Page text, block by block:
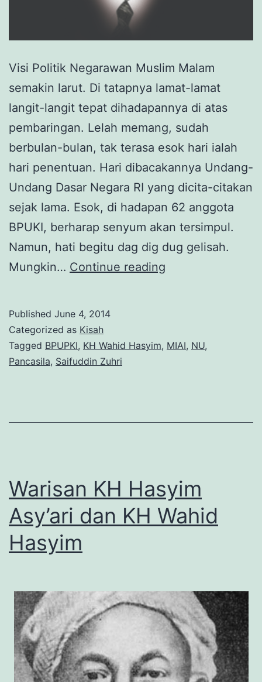
Visi Politik Negarawan Muslim Malam
semakin larut. Di tatapnya lamat-lamat
langit-langit tepat dihadapannya di atas
pembaringan. Lelah memang, sudah
berbulan-bulan, tak terasa esok hari ialah
hari penentuan. Hari dibacakannya Undang-
Undang Dasar Negara RI yang dicita-citakan
sejak lama. Esok, di hadapan 62 anggota
BPUKI, berharap senyum akan tersimpul.
Namun, hati begitu dag dig dug gelisah.
Mungkin… Continue reading
(1
Published June 4, 2014
Categorized as Kisah
Tagged BPUPKI, KH Wahid Hasyim, MIAI, NU,
Pancasila, Saifuddin Zuhri
Warisan KH Hasyim
Asy’ari dan KH Wahid
Hasyim